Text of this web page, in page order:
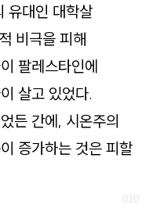
유대인 대학살
비극을 피해
팔레스타인에
살고 있었다.
든 간에, 시온주의
증가하는 것은 피할